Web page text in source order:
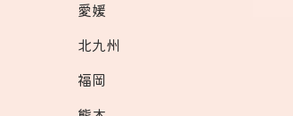
愛媛
北九州
福岡